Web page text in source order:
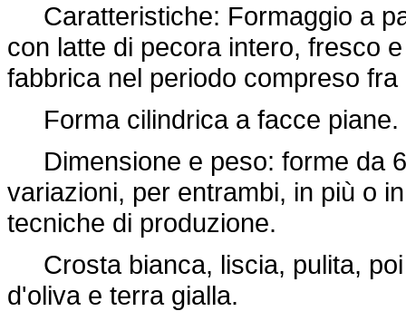
Caratteristiche: Formaggio a
con latte di pecora intero, fresco
fabbrica nel periodo compreso
Forma cilindrica a facce piane.
Dimensione e peso: forme da
variazioni, per entrambi, in più o
tecniche di produzione.
Crosta bianca, liscia, pulita,
d'oliva e terra gialla.